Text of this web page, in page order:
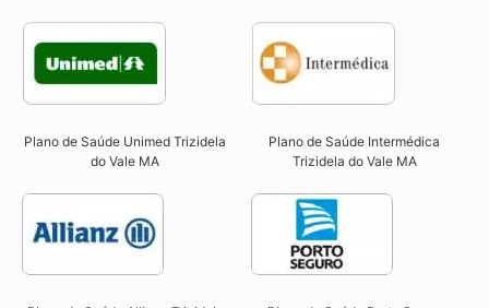
Plano de Saúde Unimed Trizidela
do Vale MA
Plano de Saúde Intermédica
Trizidela do Vale MA​